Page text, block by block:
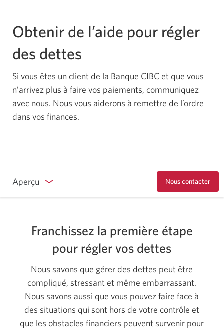
Obtenir de l’aide pour régler
des dettes
Si vous êtes un client de la Banque CIBC et que vous
n’arrivez plus à faire vos paiements, communiquez
avec nous. Nous vous aiderons à remettre de l’ordre
dans vos finances.
Aperçu Nous contacter
Franchissez la première étape
pour régler vos dettes
Nous savons que gérer des dettes peut être
compliqué, stressant et même embarrassant.
Nous savons aussi que vous pouvez faire face à
des situations qui sont hors de votre contrôle et
que les obstacles financiers peuvent survenir pour